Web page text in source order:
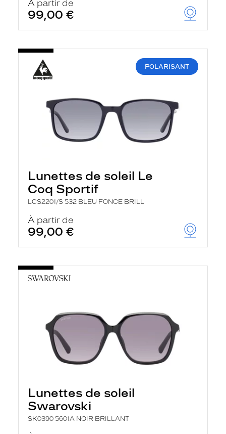
À partir de
99,00 €
POLARISANT
Lunettes de soleil Le
Coq Sportif
LCS2201/S 532 BLEU FONCE BRILL
À partir de
99,00 €
Lunettes de soleil
Swarovski
SK0390 5601A NOIR BRILLANT